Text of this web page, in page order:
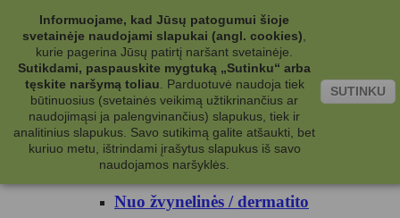
Kategorijos
Kosmetika
Kūno priežiūrai
Nuo prakaito
Kūno prausikliai
Nuo žvynelinės / dermatito
Informuojame, kad Jūsų patogumui šioje
svetainėje naudojami slapukai (angl. cookies)
kurie pagerina Jūsų patirtį naršant svetainėje.
Sutikdami, paspauskite mygtuką „Sutinku“ arba
tęskite naršymą toliau
Parduotuvė naudoja tiek
būtinuosius (svetainės veikimą užtikrinančius ar
naudojimąsi ja palengvinančius) slapukus, tiek ir
analitinius slapukus. Savo sutikimą galite atšaukti, bet
kuriuo metu, ištrindami įrašytus slapukus iš savo
naudojamos naršyklės.
SUTINKU